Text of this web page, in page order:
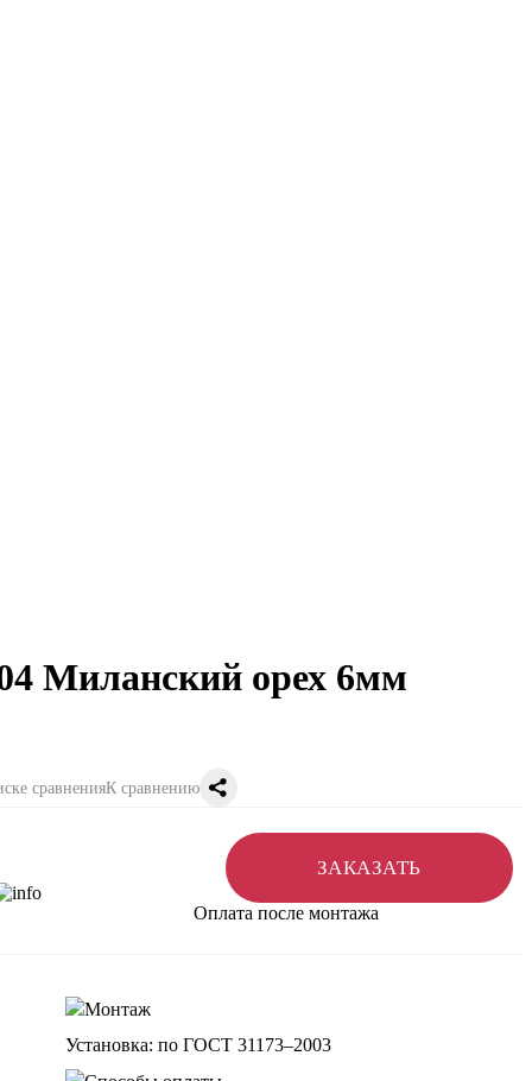
Миланский орех 6мм
К сравнению
ЗАКАЗАТЬ
Оплата после монтажа
Установка: по ГОСТ 31173–2003